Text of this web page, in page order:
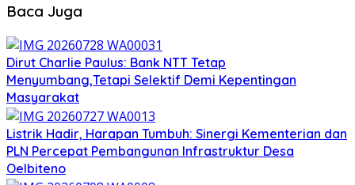
Baca Juga
Dirut Charlie Paulus: Bank NTT Tetap
Menyumbang,Tetapi Selektif Demi Kepentingan
Masyarakat
Listrik Hadir, Harapan Tumbuh: Sinergi Kementerian dan
PLN Percepat Pembangunan Infrastruktur Desa
Oelbiteno